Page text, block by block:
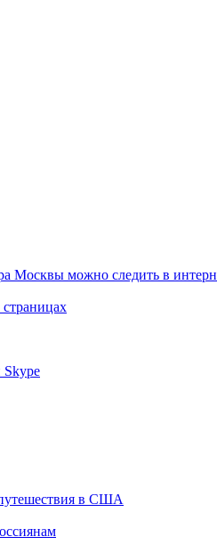
Москвы можно следить в
Skype
в США